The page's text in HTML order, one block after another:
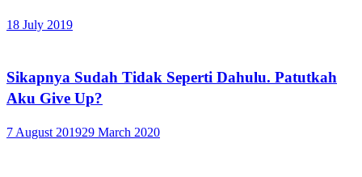
18 July 2019
Sikapnya Sudah Tidak Seperti Dahulu. Patutkah
Aku Give Up?
7 August 201929 March 2020